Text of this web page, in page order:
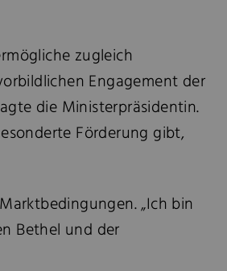
zugleich
Engagement der
die Ministerpräsidentin.
Förderung gibt,
„Ich bin
Bethel und der